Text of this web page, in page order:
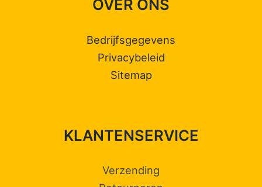
OVER ONS
Bedrijfsgegevens
Privacybeleid
Sitemap
KLANTENSERVICE
Verzending